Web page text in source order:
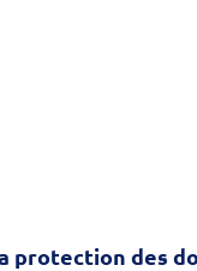
protection des